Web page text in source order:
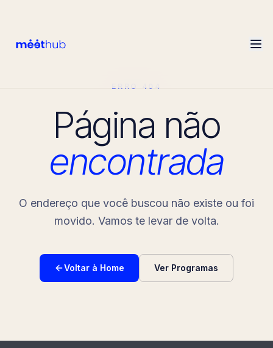
ERRO 404
Página não
encontrada
O endereço que você buscou não existe ou foi
movido. Vamos te levar de volta.
Voltar à Home Ver Programas